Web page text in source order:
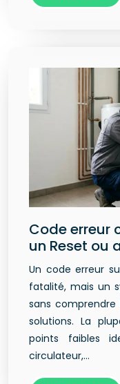
Code erreur
un Reset ou
Un code erreur
fatalité, mais un
sans
solutions. La
points faibles
circulateur,…